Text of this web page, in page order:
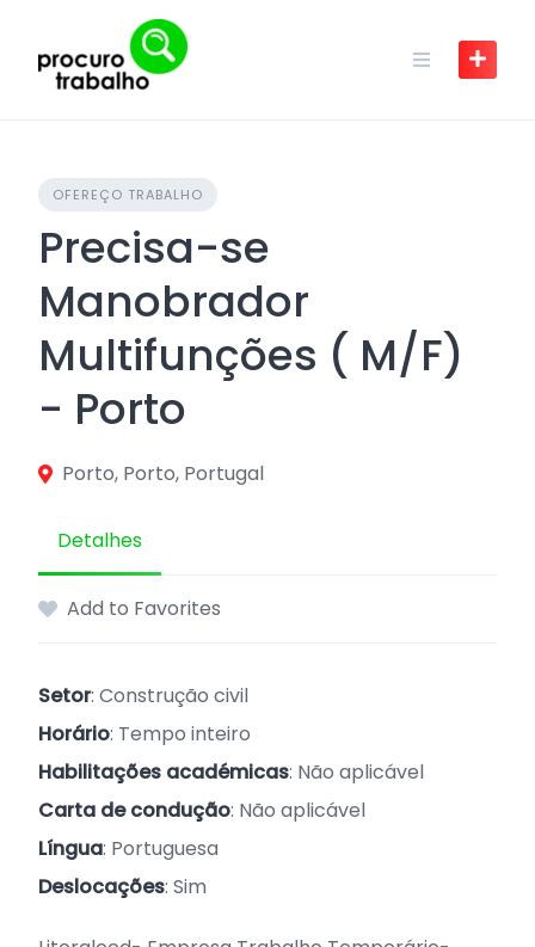
content
OFEREÇO TRABALHO
Precisa-se
Manobrador
Multifunções ( M/F)
- Porto
Porto, Porto, Portugal
Detalhes
Add to Favorites
Setor: Construção civil
Horário: Tempo inteiro
Habilitações académicas: Não aplicável
Carta de condução: Não aplicável
Língua: Portuguesa
Deslocações: Sim